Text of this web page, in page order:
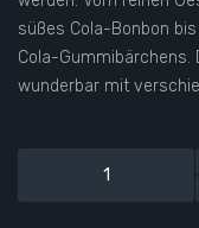
süßes Cola-Bonbon
Cola-Gummibärchens.
wunderbar mit